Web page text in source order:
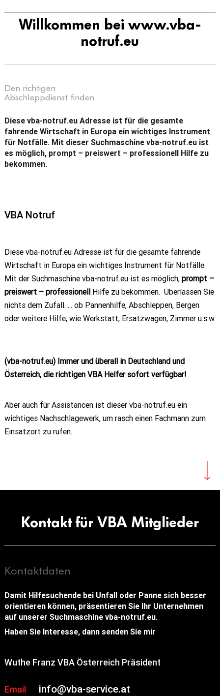
Willkommen bei www.vba-
notruf.eu
Den richtigen
Abschleppdienst finden
Diese vba-notruf.eu Adresse ist für die gesamte
fahrende Wirtschaft in Europa ein wichtiges Instrument
für Notfälle. Mit dieser Suchmaschine vba-notruf.eu ist
es möglich, prompt – preiswert – professionell Hilfe zu
bekommen.
VBA Notruf
Diese vba-notruf.eu Adresse ist für die gesamte fahrende
Wirtschaft in Europa ein wichtiges Instrument für Notfälle.
Mit der Suchmaschine vba-notruf.eu ist es möglich, prompt –
preiswert – professionell
Hilfe zu bekommen. Überlassen Sie
nichts dem Zufall….. ob Pannenhilfe, Abschleppen, Bergen
oder weitere Hilfe, wie Werkstatt, Ersatzwagen, Zimmer u.s.w.
(vba-notruf.eu) Immer und überall in Deutschland und
Österreich, die richtigen VBA Helfer sofort verfügbar!
Aber auch für Assistancen ist dieser vba-notruf.eu ein
wichtiges Nachschlagewerk, um rasch einen Fachmann zum
Einsatzort zu rufen.
Kontakt für VBA Mitglieder
Kontaktdaten
Damit Hilfesuchende bei Unfall oder Panne sich besser
orientieren können, präsentieren Sie Ihr Unternehmen
auf unserer Suchmaschine vba-notruf.eu.
Haben Sie Interesse, dann senden Sie mir
Wuthe Franz VBA Österreich Präsident
Email info@vba-service.at